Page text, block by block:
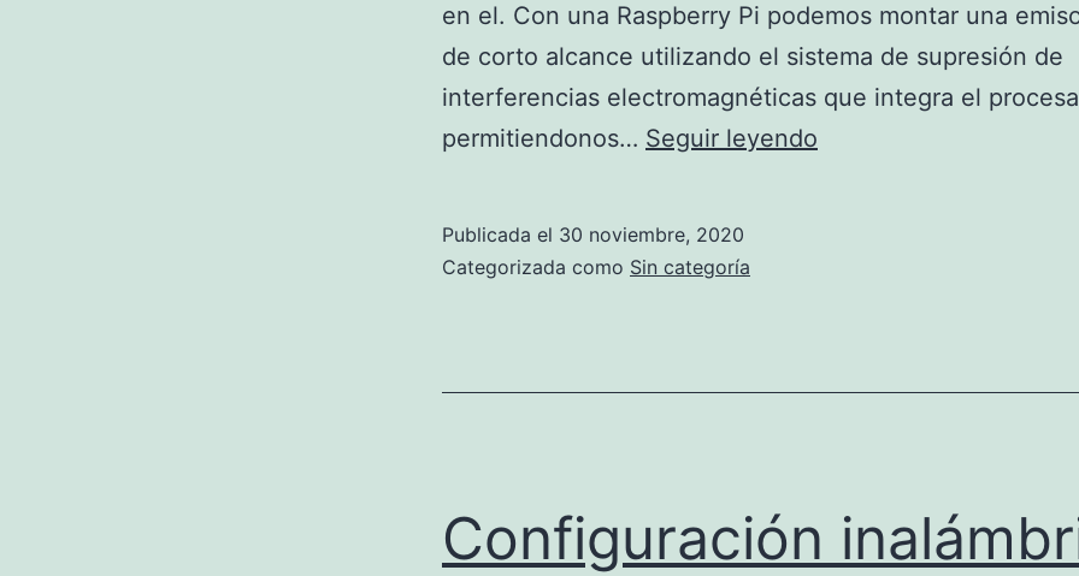
en el. Con una Raspberry Pi podemos montar una
de corto alcance utilizando el sistema de supresión de
interferencias electromagnéticas que integra el
permitiendonos… Seguir leyendo
Publicada el 30 noviembre, 2020
Categorizada como Sin categoría
Configuración